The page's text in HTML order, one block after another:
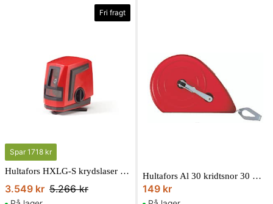
Fri fragt
Spar 1718 kr
Hultafors HXLG-S krydslaser grøn
3.549 kr 5.266 kr
Hultafors Al 30 kridtsnor 30 meter
149 kr